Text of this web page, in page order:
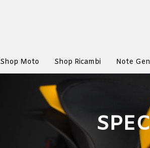
Shop Moto Shop Ricambi Note